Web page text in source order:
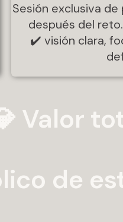
Sesión exclusiva
después del
✔️ visión clara,
Valor
de